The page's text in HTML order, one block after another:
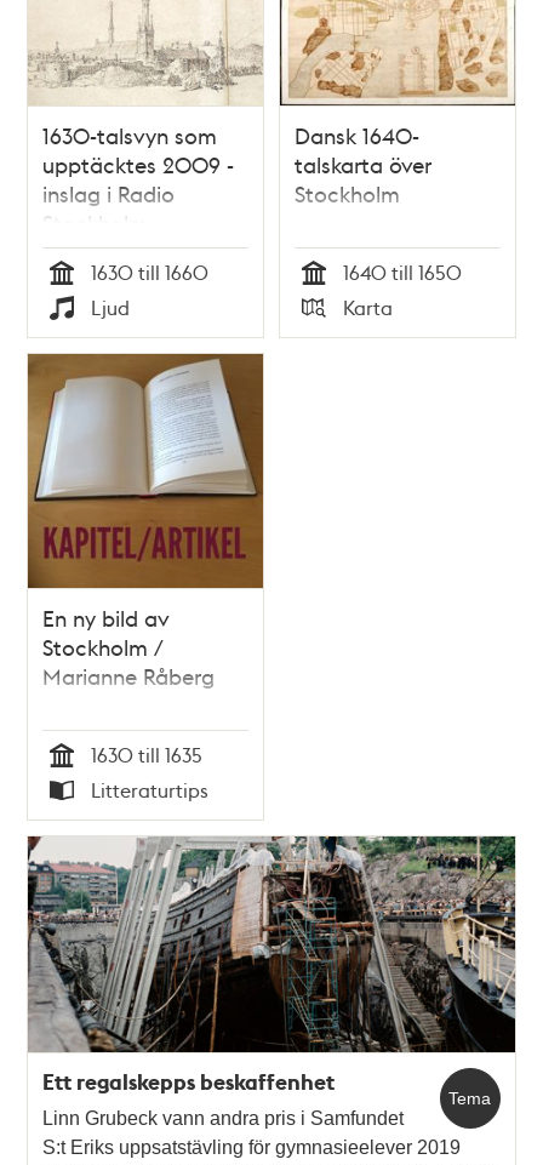
1630-talsvyn som
upptäcktes 2009 -
inslag i Radio
Stockholm
Tid
1630 till 1660
Typ
Ljud
Dansk 1640-
talskarta över
Stockholm
Tid
1640 till 1650
Typ
Karta
En ny bild av
Stockholm /
Marianne Råberg
Tid
1630 till 1635
Typ
Litteraturtips
Tema
Ett regalskepps beskaffenhet
Linn Grubeck vann andra pris i Samfundet
S:t Eriks uppsatstävling för gymnasieelever 2019